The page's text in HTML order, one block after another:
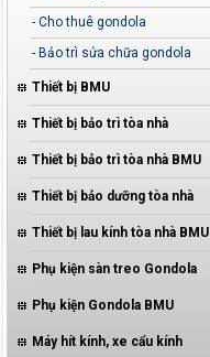
- Cho thuê gondola
- Bảo trì sửa chữa gondola
Thiết bị BMU
Thiết bị bảo trì tòa nhà
Thiết bị bảo trì tòa nhà BMU
Thiết bị bảo dưỡng tòa nhà
Thiết bị lau kính tòa nhà BMU
Phụ kiện sàn treo Gondola
Phụ kiện Gondola BMU
Máy hít kính, xe cẩu kính